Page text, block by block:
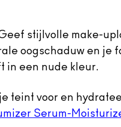
stijlvolle make-
oogschaduw en je
in een nude kleur.
teint voor en
Serum-